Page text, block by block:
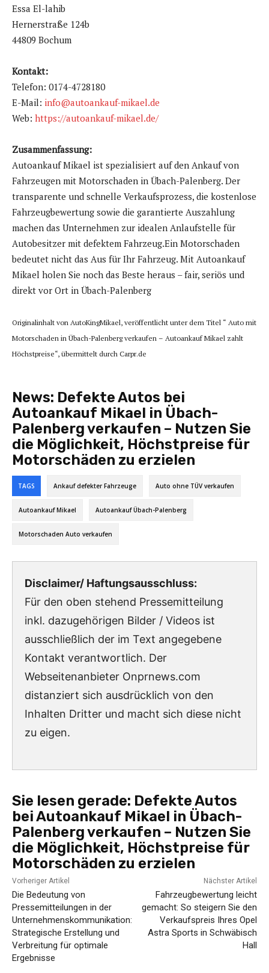
Essa El-lahib
Hernerstraße 124b
44809 Bochum
Kontakt:
Telefon: 0174-4728180
E-Mail: info@autoankauf-mikael.de
Web: https://autoankauf-mikael.de/
Zusammenfassung:
Autoankauf Mikael ist spezialisiert auf den Ankauf von
Fahrzeugen mit Motorschaden in Übach-Palenberg. Der
transparente und schnelle Verkaufsprozess, die kostenlose
Fahrzeugbewertung sowie die garantierte Auszahlung
machen das Unternehmen zur idealen Anlaufstelle für
Autobesitzer mit defektem Fahrzeug.Ein Motorschaden
bedeutet nicht das Aus für Ihr Fahrzeug. Mit Autoankauf
Mikael holen Sie noch das Beste heraus – fair, seriös und
direkt vor Ort in Übach-Palenberg
Originalinhalt von AutoKingMikael, veröffentlicht unter dem Titel “ Auto mit
Motorschaden in Übach-Palenberg verkaufen – Autoankauf Mikael zahlt
Höchstpreise“, übermittelt durch Carpr.de
News: Defekte Autos bei
Autoankauf Mikael in Übach-
Palenberg verkaufen – Nutzen Sie
die Möglichkeit, Höchstpreise für
Motorschäden zu erzielen
TAGS Ankauf defekter Fahrzeuge Auto ohne TÜV verkaufen
Autoankauf Mikael Autoankauf Übach-Palenberg
Motorschaden Auto verkaufen
Disclaimer/ Haftungsausschluss:
Für den oben stehend Pressemitteilung
inkl. dazugehörigen Bilder / Videos ist
ausschließlich der im Text angegebene
Kontakt verantwortlich. Der
Webseitenanbieter Onprnews.com
distanziert sich ausdrücklich von den
Inhalten Dritter und macht sich diese nicht
zu eigen.
Sie lesen gerade: Defekte Autos
bei Autoankauf Mikael in Übach-
Palenberg verkaufen – Nutzen Sie
die Möglichkeit, Höchstpreise für
Motorschäden zu erzielen
Vorheriger Artikel
Die Bedeutung von
Pressemitteilungen in der
Unternehmenskommunikation:
Strategische Erstellung und
Verbreitung für optimale
Ergebnisse
Nächster Artikel
Fahrzeugbewertung leicht
gemacht: So steigern Sie den
Verkaufspreis Ihres Opel
Astra Sports in Schwäbisch
Hall